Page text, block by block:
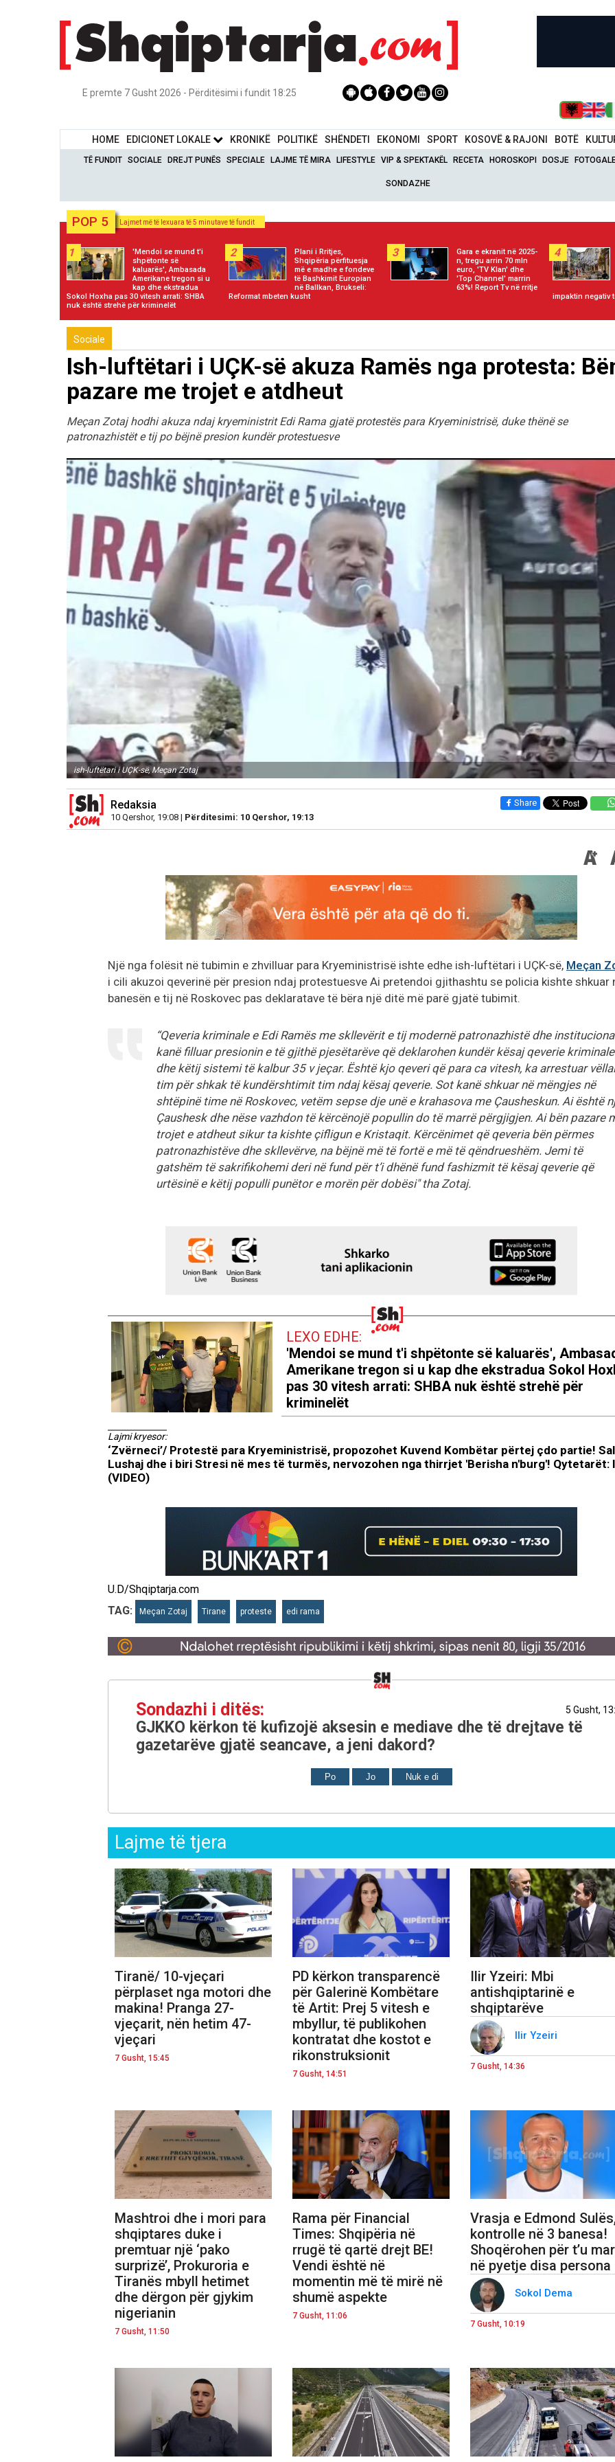
E premte 7 Gusht 2026 - Përditësimi i fundit 18:25
HOME EDICIONET LOKALE KRONIKË POLITIKË SHËNDETI EKONOMI SPORT KOSOVË & RAJONI BOTË
TË FUNDIT SOCIALE DREJT PUNËS SPECIALE LAJME TË MIRA LIFESTYLE VIP & SPEKTAKËL RECETA HOROSKOPI DOSJE
SONDAZHE
POP 5 Lajmet më të lexuara të 5 minutave të fundit
1
'Mendoi se mund t'i
shpëtonte së
kaluarës', Ambasada
Amerikane tregon si u
kap dhe ekstradua
Sokol Hoxha pas 30 vitesh arrati: SHBA
nuk është strehë për kriminelët
2
Plani i Rritjes,
Shqipëria përfituesja
më e madhe e fondeve
të Bashkimit Europian
në Ballkan, Brukseli:
Reformat mbeten kusht
3
Gara e ekranit në 2025-
n, tregu arrin 70 mln
euro, 'TV Klan' dhe
'Top Channel' marrin
63%! Report Tv në rritje
4
impaktin negativ
Sociale
Ish-luftëtari i UÇK-së akuza Ramës nga protesta:
pazare me trojet e atdheut
Meçan Zotaj hodhi akuza ndaj kryeministrit Edi Rama gjatë protestës para Kryeministrisë, duke thënë se
patronazhistët e tij po bëjnë presion kundër protestuesve
ish-luftëtari i UÇK-së, Meçan Zotaj
Redaksia
10 Qershor, 19:08 | Përditesimi: 10 Qershor, 19:13
Share
Një nga folësit në tubimin e zhvilluar para Kryeministrisë ishte edhe ish-luftëtari i UÇK-së, Meçan
i cili akuzoi qeverinë për presion ndaj protestuesve Ai pretendoi gjithashtu se policia kishte shkuar
banesën e tij në Roskovec pas deklaratave të bëra një ditë më parë gjatë tubimit.
“Qeveria kriminale e Edi Ramës me skllevërit e tij modernë patronazhistë dhe
kanë filluar presionin e të gjithë pjesëtarëve që deklarohen kundër kësaj qeverie kriminale
dhe këtij sistemi të kalbur 35 v jeçar. Është kjo qeveri që para ca vitesh, ka arrestuar
tim për shkak të kundërshtimit tim ndaj kësaj qeverie. Sot kanë shkuar në mëngjes në
shtëpinë time në Roskovec, vetëm sepse dje unë e krahasova me Çausheskun. Ai është
Çaushesk dhe nëse vazhdon të kërcënojë popullin do të marrë përgjigjen. Ai bën pazare
trojet e atdheut sikur ta kishte çifligun e Kristaqit. Kërcënimet që qeveria bën përmes
patronazhistëve dhe skllevërve, na bëjnë më të fortë e më të qëndrueshëm. Jemi të
gatshëm të sakrifikohemi deri në fund për t’i dhënë fund fashizmit të kësaj qeverie që
urtësinë e këtij populli punëtor e morën për dobësi" tha Zotaj.
LEXO EDHE:
'Mendoi se mund t'i shpëtonte së kaluarës',
Amerikane tregon si u kap dhe ekstradua Sokol
pas 30 vitesh arrati: SHBA nuk është strehë për
kriminelët
Lajmi kryesor:
‘Zvërneci’/ Protestë para Kryeministrisë, propozohet Kuvend Kombëtar përtej çdo partie!
Lushaj dhe i biri Stresi në mes të turmës, nervozohen nga thirrjet 'Berisha n'burg'! Qytetarët:
(VIDEO)
U.D/Shqiptarja.com
TAG:
Meçan Zotaj Tirane proteste edi rama
Sondazhi i ditës: 5 Gusht,
GJKKO kërkon të kufizojë aksesin e mediave dhe të drejtave të
gazetarëve gjatë seancave, a jeni dakord?
Po Jo Nuk e di
Lajme të tjera
Tiranë/ 10-vjeçari
përplaset nga motori dhe
makina! Pranga 27-
vjeçarit, nën hetim 47-
vjeçari
7 Gusht, 15:45
PD kërkon transparencë
për Galerinë Kombëtare
të Artit: Prej 5 vitesh e
mbyllur, të publikohen
kontratat dhe kostot e
rikonstruksionit
7 Gusht, 14:51
Ilir Yzeiri: Mbi
antishqiptarinë e
shqiptarëve
Ilir Yzeiri
7 Gusht, 14:36
Mashtroi dhe i mori para
shqiptares duke i
premtuar një ‘pako
surprizë’, Prokuroria e
Tiranës mbyll hetimet
dhe dërgon për gjykim
nigerianin
7 Gusht, 11:50
Rama për Financial
Times: Shqipëria në
rrugë të qartë drejt BE!
Vendi është në
momentin më të mirë në
shumë aspekte
7 Gusht, 11:06
Vrasja e Edmond
kontrolle në 3 banesa!
Shoqërohen për t’u
në pyetje disa persona
Sokol Dema
7 Gusht, 10:19